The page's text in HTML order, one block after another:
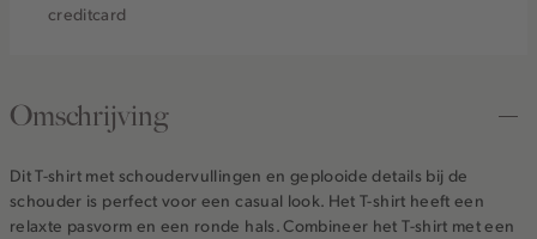
creditcard
Omschrijving
Dit T-shirt met schoudervullingen en geplooide details bij de
schouder is perfect voor een casual look. Het T-shirt heeft een
relaxte pasvorm en een ronde hals. Combineer het T-shirt met een